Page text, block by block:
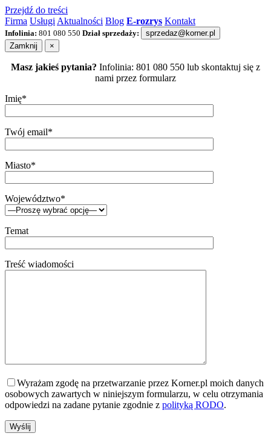
Przejdź do treści
Firma Usługi Aktualności Blog E-rozrys Kontakt
Infolinia: 801 080 550 Dział sprzedaży:
sprzedaz@korner.pl
Zamknij
×
Masz jakieś pytania? Infolinia: 801 080 550 lub skontaktuj się z
nami przez formularz
Imię*
Twój email*
Miasto*
Województwo*
Temat
Treść wiadomości
Wyrażam zgodę na przetwarzanie przez Korner.pl moich danych
osobowych zawartych w niniejszym formularzu, w celu otrzymania
odpowiedzi na zadane pytanie zgodnie z polityką RODO.